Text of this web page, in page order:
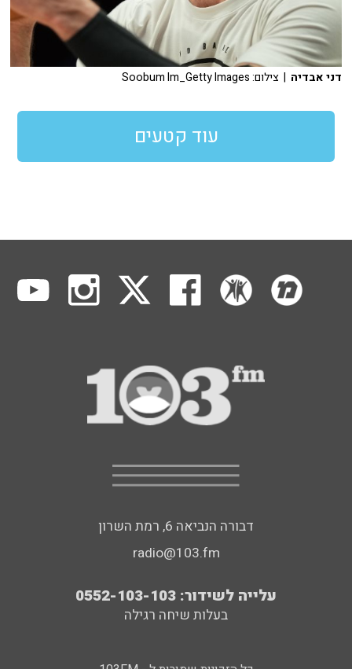
דני אבדיה | צילום: Soobum Im_Getty Images
עוד קטעים
דבורה הנביאה 6, רמת השרון
radio@103.fm
עלייה לשידור: 0552-103-103
בעלות שיחה רגילה